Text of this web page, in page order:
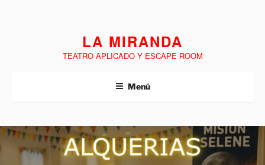
LA MIRANDA
TEATRO APLICADO Y ESCAPE ROOM
Menú